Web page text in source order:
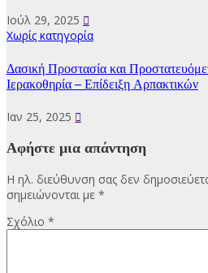
Ιούλ 29, 2025
Χωρίς κατηγορία
Δασική Προστασία και
Ιερακοθηρία – Επίδειξη Αρπακτικών
Ιαν 25, 2025
Αφήστε μια απάντηση
Η ηλ. διεύθυνση σας δεν
σημειώνονται με *
Σχόλιο *